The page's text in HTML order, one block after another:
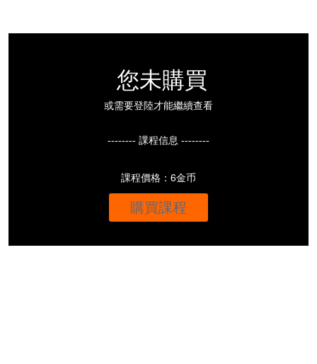
您未購買
或需要登陸才能繼續查看
-------- 課程信息 --------
課程價格：6金币
購買課程